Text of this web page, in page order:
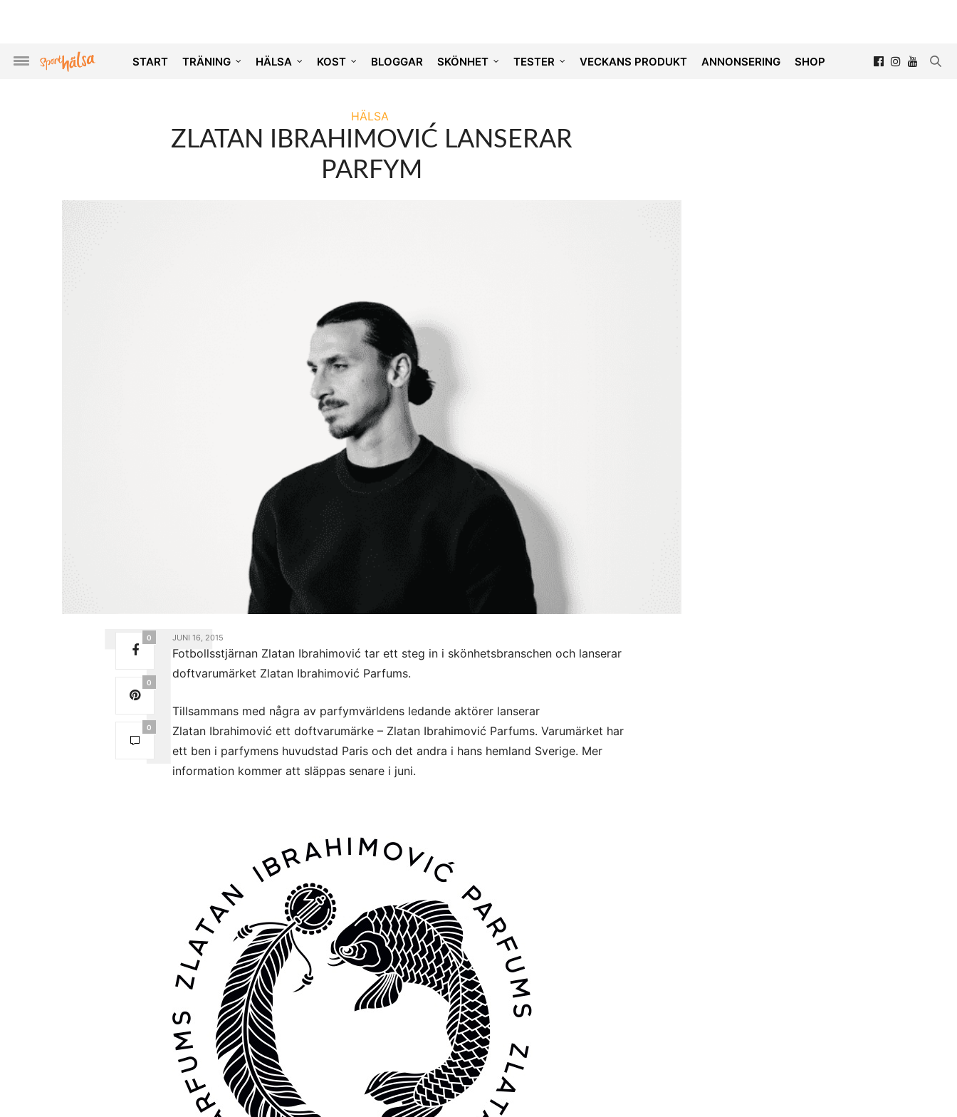
START TRÄNING HÄLSA KOST BLOGGAR SKÖNHET TESTER VECKANS PRODUKT ANNONSERING SHOP
HÄLSA
ZLATAN IBRAHIMOVIĆ LANSERAR
PARFYM
0
0
0
JUNI 16, 2015
Fotbollsstjärnan Zlatan Ibrahimović tar ett steg in i skönhetsbranschen och lanserar
doftvarumärket Zlatan Ibrahimović Parfums.
Tillsammans med några av parfymvärldens ledande aktörer lanserar
Zlatan Ibrahimović ett doftvarumärke – Zlatan Ibrahimović Parfums. Varumärket har
ett ben i parfymens huvudstad Paris och det andra i hans hemland Sverige. Mer
information kommer att släppas senare i juni.